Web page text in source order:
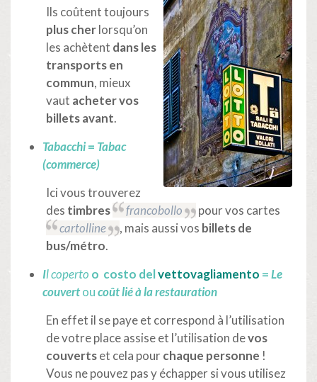
Ils coûtent toujours
plus cherlorsqu’on
les achètent dans les
transports en
commun, mieux
vaut acheter vos
billets avant.
Tabacchi= Tabac
(commerce)
Ici vous trouverez
des timbres francobollo
pour vos cartes
cartolline
, mais aussi vos billets de
bus/métro.
Il coperto o costo delvettovagliamento =Le
couvertoucoût lié à la restauration
En effet il se paye et correspond à l’utilisation
de votre place assise et l’utilisation devos
couvertset cela pourchaque personne !
Vous ne pouvez pas y échapper si vous utilisez